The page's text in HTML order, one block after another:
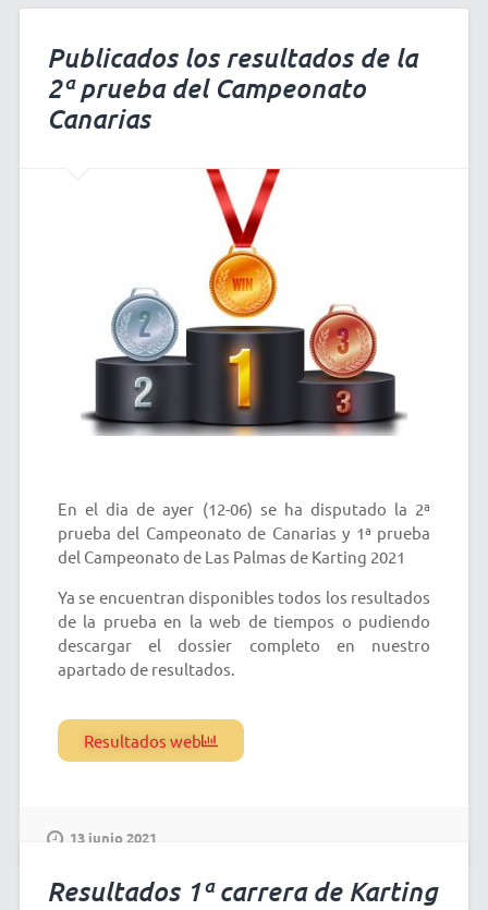
Publicados los resultados de la
2ª prueba del Campeonato
Canarias
En el dia de ayer (12-06) se ha disputado la 2ª
prueba del Campeonato de Canarias y 1ª prueba
del Campeonato de Las Palmas de Karting 2021
Ya se encuentran disponibles todos los resultados
de la prueba en la web de tiempos o pudiendo
descargar el dossier completo en nuestro
apartado de resultados.
Resultados web
13 junio 2021
Resultados 1ª carrera de Karting